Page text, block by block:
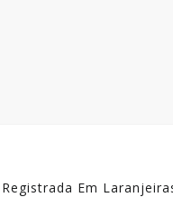
Em